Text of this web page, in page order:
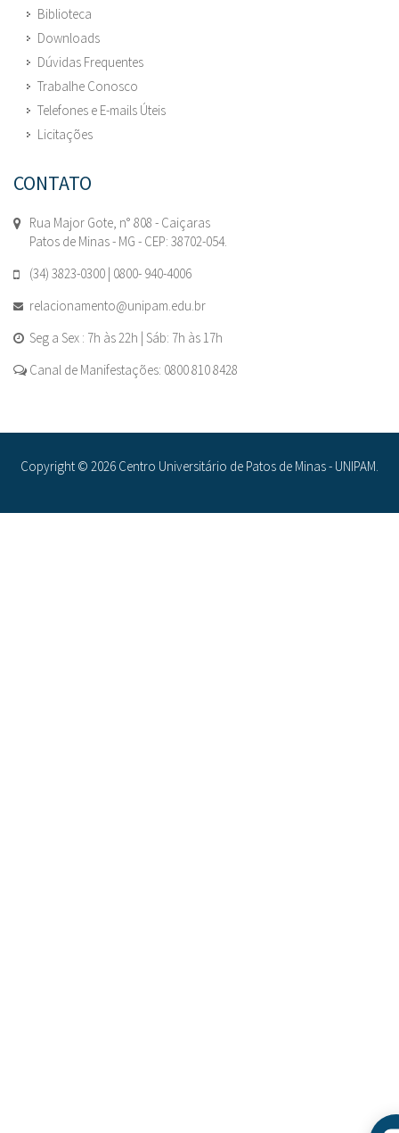
Biblioteca
Downloads
Dúvidas Frequentes
Trabalhe Conosco
Telefones e E-mails Úteis
Licitações
CONTATO
Rua Major Gote, n° 808 - Caiçaras
Patos de Minas - MG - CEP: 38702-054.
(34) 3823-0300 | 0800- 940-4006
relacionamento@unipam.edu.br
Seg a Sex : 7h às 22h | Sáb: 7h às 17h
Canal de Manifestações: 0800 810 8428
Copyright © 2026 Centro Universitário de Patos de Minas - UNIPAM.